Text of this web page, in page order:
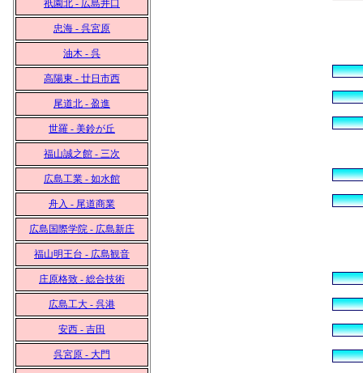
祇園北 - 広島井口
忠海 - 呉宮原
油木 - 呉
高陽東 - 廿日市西
尾道北 - 盈進
世羅 - 美鈴が丘
福山誠之館 - 三次
広島工業 - 如水館
舟入 - 尾道商業
広島国際学院 - 広島新庄
福山明王台 - 広島観音
庄原格致 - 総合技術
広島工大 - 呉港
安西 - 吉田
呉宮原 - 大門